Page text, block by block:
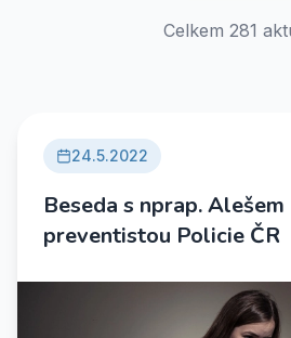
Celkem 281
24.5.2022
Beseda s nprap.
preventistou Policie ČR